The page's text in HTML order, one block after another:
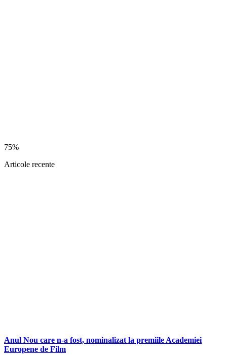
75%
Articole recente
Anul Nou care n-a fost, nominalizat la premiile Academiei
Europene de Film